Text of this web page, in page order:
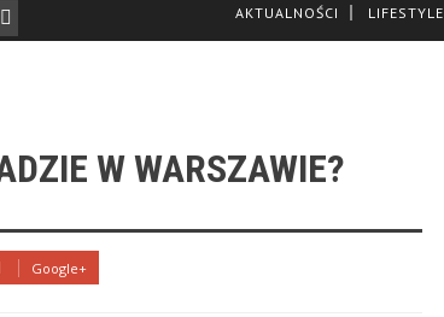
AKTUALNOŚCI LIFESTYLE
W WARSZAWIE?
Google+